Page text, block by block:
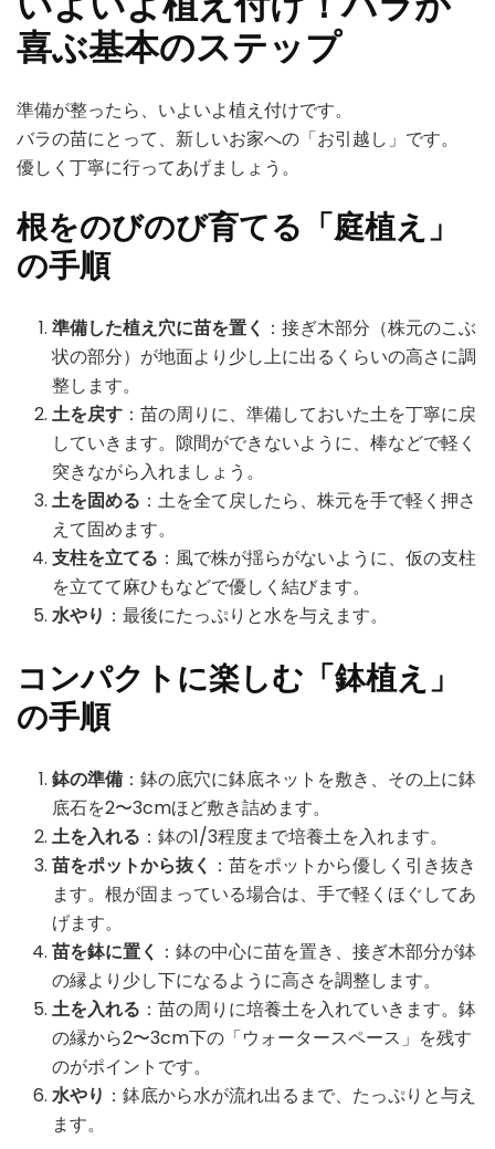
喜ぶ基本のステップ
準備が整ったら、いよいよ植え付けです。
バラの苗にとって、新しいお家への「お引越し」です。
優しく丁寧に行ってあげましょう。
根をのびのび育てる「庭植え」
の手順
準備した植え穴に苗を置く ：接ぎ木部分（株元のこぶ
状の部分）が地面より少し上に出るくらいの高さに調
整します。
土を戻す ：苗の周りに、準備しておいた土を丁寧に戻
していきます。隙間ができないように、棒などで軽く
突きながら入れましょう。
土を固める ：土を全て戻したら、株元を手で軽く押さ
えて固めます。
支柱を立てる ：風で株が揺らがないように、仮の支柱
を立てて麻ひもなどで優しく結びます。
水やり ：最後にたっぷりと水を与えます。
コンパクトに楽しむ「鉢植え」
の手順
鉢の準備 ：鉢の底穴に鉢底ネットを敷き、その上に鉢
底石を2〜3cmほど敷き詰めます。
土を入れる ：鉢の1/3程度まで培養土を入れます。
苗をポットから抜く ：苗をポットから優しく引き抜き
ます。根が固まっている場合は、手で軽くほぐしてあ
げます。
苗を鉢に置く ：鉢の中心に苗を置き、接ぎ木部分が鉢
の縁より少し下になるように高さを調整します。
土を入れる ：苗の周りに培養土を入れていきます。鉢
の縁から2〜3cm下の「ウォータースペース」を残す
のがポイントです。
水やり ：鉢底から水が流れ出るまで、たっぷりと与え
ます。